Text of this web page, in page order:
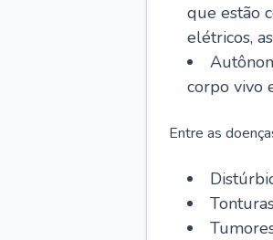
que estão
elétricos,
corpo vivo
Entre as